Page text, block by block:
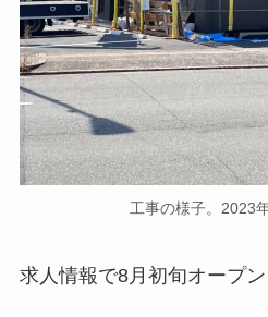
工事の様子。2023
求人情報で8月初旬オープン